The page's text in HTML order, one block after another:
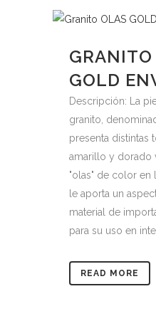
GOLD
Descripción: La
granito,
presenta distintas
amarillo y dorado
"olas" de color en
le aporta un
material de
para su uso en
READ MORE